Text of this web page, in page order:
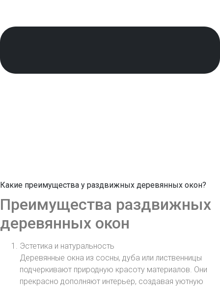
Какие преимущества у раздвижных деревянных окон?
Преимущества раздвижных
деревянных окон
Эстетика и натуральность
Деревянные окна из сосны, дуба или лиственницы
подчеркивают природную красоту материалов. Они
прекрасно дополняют интерьер, создавая уютную